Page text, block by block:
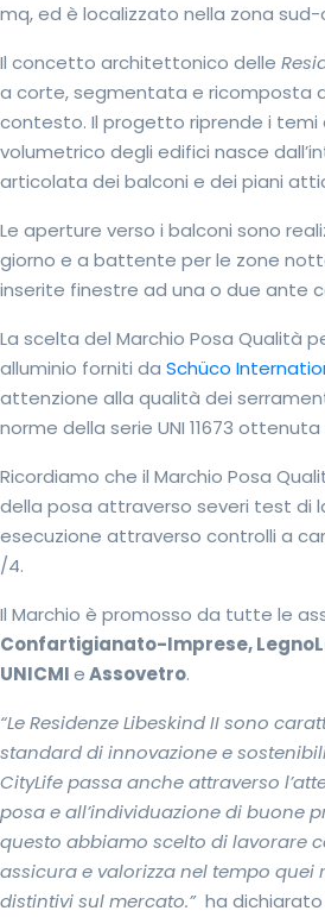
mq, ed è localizzato nella zona sud-
Il concetto architettonico delle
a corte, segmentata e ricomposta
contesto. Il progetto riprende i temi
volumetrico degli edifici nasce
articolata dei balconi e dei piani
Le aperture verso i balconi sono
giorno e a battente per le zone
inserite finestre ad una o due ante
La scelta del Marchio Posa Qualità
alluminio forniti da Schüco
attenzione alla qualità dei
norme della serie UNI 11673
Ricordiamo che il Marchio Posa
della posa attraverso severi test di
esecuzione attraverso controlli a
/4.
Il Marchio è promosso da tutte le
Confartigianato-Imprese,
UNICMIeAssovetro.
“Le Residenze Libeskind II sono
standard di innovazione e
CityLife passa anche attraverso
posa e all’individuazione di buone
questo abbiamo scelto di lavorare
assicura e valorizza nel tempo
distintivi sul mercato.” ha